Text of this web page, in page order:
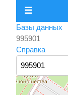
☰
Базы данных
995901
Справка